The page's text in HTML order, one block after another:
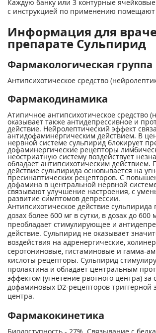
Каждую банку или 3 контурные
с инструкцией по применению помещают
Информация для
препарате Сульпирид
Фармакологическая группа
Антипсихотическое средство
Фармакодинамика
Атипичное антипсихотическое средство
оказывает также антидепрессивное и
действие. Нейролептический эффект
антидофаминергическим действием. В
нервной системе сульпирид блокирует
дофаминергические рецепторы
неостриатную систему воздействует
обладает антипсихотическим действием.
действие сульпирида основывается на
пресинаптических рецепторов. С
дофамина в центральной нервной
связывают улучшение настроения, с
развитие симптомов депрессии.
Антипсихотическое действие сульпирида
дозах более 600 мг в сутки, в дозах до 600
преобладает стимулирующее и
действие. Сульпирид не оказывает
воздействия на адренергические,
серотониновые, гистаминовые и гамма-
кислоты рецепторы. Сульпирид
пролактина и обладает центральным
эффектом (угнетение рвотного центра) за
дофаминовых D2-рецепторов триггерной
центра.
Фармакокинетика